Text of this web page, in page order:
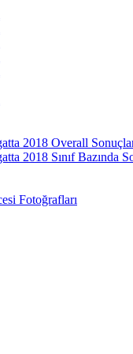
2018 Overall
2018 Sınıf Bazında
Fotoğrafları